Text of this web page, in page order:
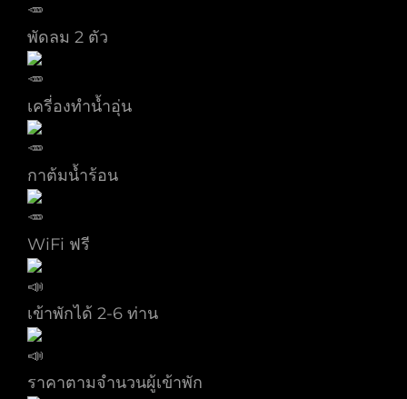
พัดลม 2 ตัว
เครี่องทำน้ำอุ่น
กาต้มน้ำร้อน
WiFi ฟรี
เข้าพักได้ 2-6 ท่าน
ราคาตามจำนวนผู้เข้าพัก